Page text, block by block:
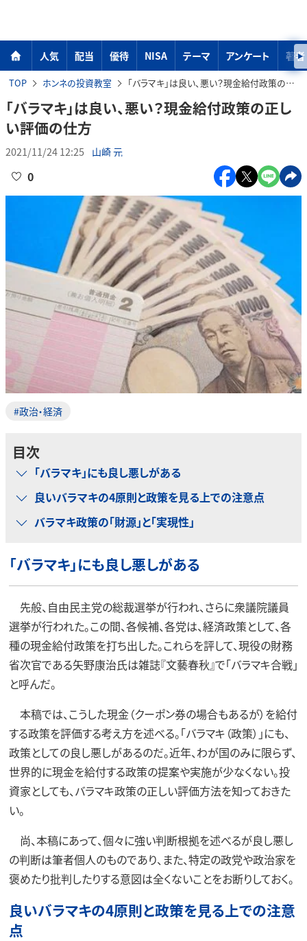
人気 配当 優待 NISA テーマ アンケート 著者
TOP ホンネの投資教室 「バラマキ」は良い、悪い？現金給付政策の正しい評価の仕方
「バラマキ」は良い、悪い？現金給付政策の正し
い評価の仕方
2021/11/24 12:25 山崎 元
0
#政治・経済
目次
「バラマキ」にも良し悪しがある
良いバラマキの4原則と政策を見る上での注意点
バラマキ政策の「財源」と「実現性」
「バラマキ」にも良し悪しがある
先般、自由民主党の総裁選挙が行われ、さらに衆議院議員
選挙が行われた。この間、各候補、各党は、経済政策として、各
種の現金給付政策を打ち出した。これらを評して、現役の財務
省次官である矢野康治氏は雑誌『文藝春秋』で「バラマキ合戦」
と呼んだ。
本稿では、こうした現金（クーポン券の場合もあるが）を給付
する政策を評価する考え方を述べる。「バラマキ（政策）」にも、
政策としての良し悪しがあるのだ。近年、わが国のみに限らず、
世界的に現金を給付する政策の提案や実施が少なくない。投
資家としても、バラマキ政策の正しい評価方法を知っておきた
い。
尚、本稿にあって、個々に強い判断根拠を述べるが良し悪し
の判断は筆者個人のものであり、また、特定の政党や政治家を
褒めたり批判したりする意図は全くないことをお断りしておく。
良いバラマキの4原則と政策を見る上での注意
点